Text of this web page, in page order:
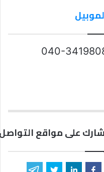
040-
شارك على مواقع